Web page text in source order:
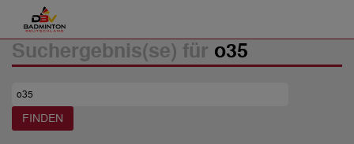
Suchergebnis(se) für o35